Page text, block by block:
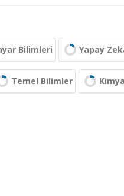
Bilimleri Yapay
Temel Bilimler Kimya